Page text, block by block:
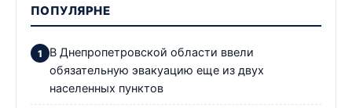
ПОПУЛЯРНЕ
В Днепропетровской области ввели
обязательную эвакуацию еще из двух
населенных пунктов